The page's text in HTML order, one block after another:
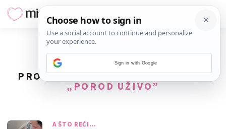
PRONAĐENO1REZULTATA ZA TAG
„POROD UŽIVO”
A ŠTO REĆI...
Sign in with Google